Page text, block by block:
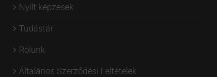
Nyílt képzések
Tudástár
Rólunk
Általános Szerződési Feltételek